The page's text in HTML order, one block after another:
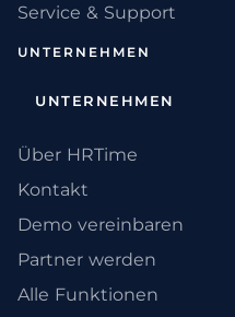
Service & Support
UNTERNEHMEN
UNTERNEHMEN
Über HRTime
Kontakt
Demo vereinbaren
Partner werden
Alle Funktionen